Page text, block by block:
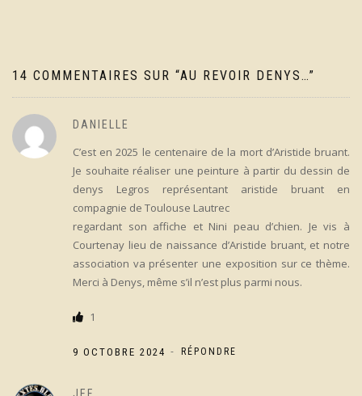
14 COMMENTAIRES SUR “AU REVOIR DENYS…”
DANIELLE
C’est en 2025 le centenaire de la mort d’Aristide bruant.
Je souhaite réaliser une peinture à partir du dessin de
denys Legros représentant aristide bruant en
compagnie de Toulouse Lautrec
regardant son affiche et Nini peau d’chien. Je vis à
Courtenay lieu de naissance d’Aristide bruant, et notre
association va présenter une exposition sur ce thème.
Merci à Denys, même s’il n’est plus parmi nous.
1
9 OCTOBRE 2024 - RÉPONDRE